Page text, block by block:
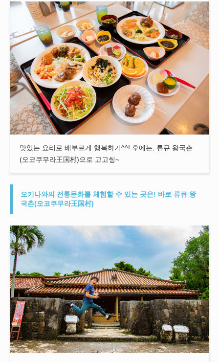
맛있는 요리로 배부르게 행복하기^^! 후에는, 류큐 왕국촌
(오코쿠무라王国村)으로 고고씽~
오키나와의 전통문화를 체험할 수 있는 곳은! 바로 류큐 왕
국촌(오코쿠무라王国村)